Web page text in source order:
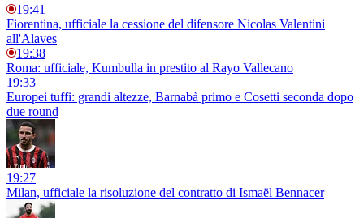
19:41
Fiorentina, ufficiale la cessione del difensore Nicolas Valentini
all'Alaves
19:38
Roma: ufficiale, Kumbulla in prestito al Rayo Vallecano
19:33
Europei tuffi: grandi altezze, Barnabà primo e Cosetti seconda dopo
due round
19:27
Milan, ufficiale la risoluzione del contratto di Ismaël Bennacer